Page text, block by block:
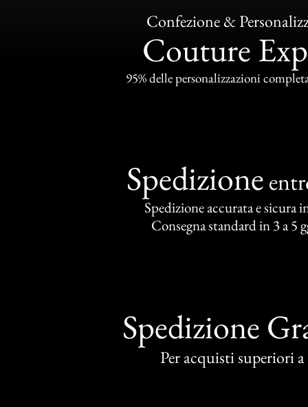
Confezione &
Couture
95% delle personalizzazioni
Spedizione
Spedizione accurata e sicura
Consegna standard in 3 a 5
Spedizione
Per acquisti superiori